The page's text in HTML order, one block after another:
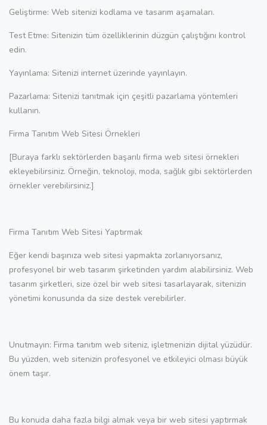
Geliştirme: Web sitenizi kodlama ve tasarım aşamaları.
Test Etme: Sitenizin tüm özelliklerinin düzgün çalıştığını kontrol
edin.
Yayınlama: Sitenizi internet üzerinde yayınlayın.
Pazarlama: Sitenizi tanıtmak için çeşitli pazarlama yöntemleri
kullanın.
Firma Tanıtım Web Sitesi Örnekleri
[Buraya farklı sektörlerden başarılı firma web sitesi örnekleri
ekleyebilirsiniz. Örneğin, teknoloji, moda, sağlık gibi sektörlerden
örnekler verebilirsiniz.]
Firma Tanıtım Web Sitesi Yaptırmak
Eğer kendi başınıza web sitesi yapmakta zorlanıyorsanız,
profesyonel bir web tasarım şirketinden yardım alabilirsiniz. Web
tasarım şirketleri, size özel bir web sitesi tasarlayarak, sitenizin
yönetimi konusunda da size destek verebilirler.
Unutmayın: Firma tanıtım web siteniz, işletmenizin dijital yüzüdür.
Bu yüzden, web sitenizin profesyonel ve etkileyici olması büyük
önem taşır.
Bu konuda daha fazla bilgi almak veya bir web sitesi yaptırmak